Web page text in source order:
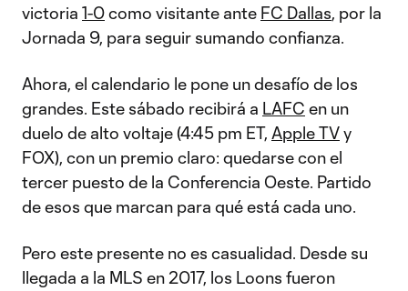
victoria 1-0como visitante ante FC Dallas, por la
Jornada 9, para seguir sumando confianza.
Ahora, el calendario le pone un desafío de los
grandes. Este sábado recibirá a LAFC en un
duelo de alto voltaje (4:45 pm ET, Apple TVy
FOX), con un premio claro: quedarse con el
tercer puesto de la Conferencia Oeste. Partido
de esos que marcan para qué está cada uno.
Pero este presente no es casualidad. Desde su
llegada a la MLS en 2017, los Loons fueron